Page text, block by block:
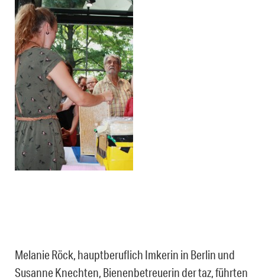
Melanie Röck, hauptberuflich Imkerin in Berlin und
Susanne Knechten, Bienenbetreuerin der taz, führten